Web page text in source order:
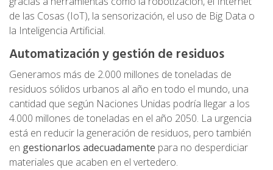
de las Cosas (IoT), la sensorización, el uso de Big Data o
la Inteligencia Artificial.
Automatización y gestión de residuos
Generamos más de 2.000 millones de toneladas de
residuos sólidos urbanos al año en todo el mundo, una
cantidad que según Naciones Unidas podría llegar a los
4.000 millones de toneladas en el año 2050. La urgencia
está en reducir la generación de residuos, pero también
en gestionarlos adecuadamente para no desperdiciar
materiales que acaben en el vertedero.